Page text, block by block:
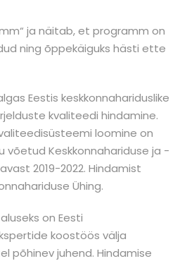
ja näitab, et programm on
ning õppekäiguks hästi ette
Eestis keskkonnahariduslike
kvaliteedi hindamine.
loomine on
võetud Keskkonnahariduse ja -
2019-2022. Hindamist
Ühing.
on Eesti
koostöös välja
põhinev juhend. Hindamise